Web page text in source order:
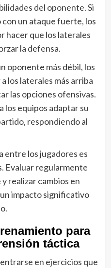
del oponente. Si
un ataque fuerte, los
hacer que los laterales
la defensa.
oponente más débil, los
los laterales más arriba
las opciones ofensivas.
los equipos adaptar su
respondiendo al
entre los jugadores es
Evaluar regularmente
realizar cambios en
impacto significativo
para
táctica
en ejercicios que